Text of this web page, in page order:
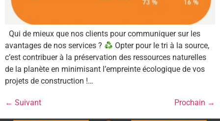
Qui de mieux que nos clients pour communiquer sur les
avantages de nos services ?
Opter pour le tri à la source,
c’est contribuer à la préservation des ressources naturelles
de la planète en minimisant l’empreinte écologique de vos
projets de construction !…
← Suivant Prochain →